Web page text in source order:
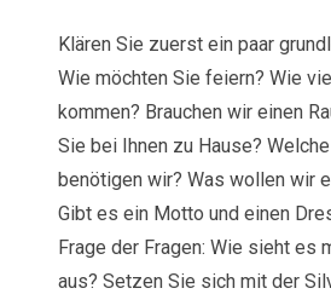
Klären Sie zuerst ein paar
Wie möchten Sie feiern? Wie
kommen? Brauchen wir einen
Sie bei Ihnen zu Hause?
benötigen wir? Was wollen wir
Gibt es ein Motto und einen
Frage der Fragen: Wie sieht es
aus? Setzen Sie sich mit der